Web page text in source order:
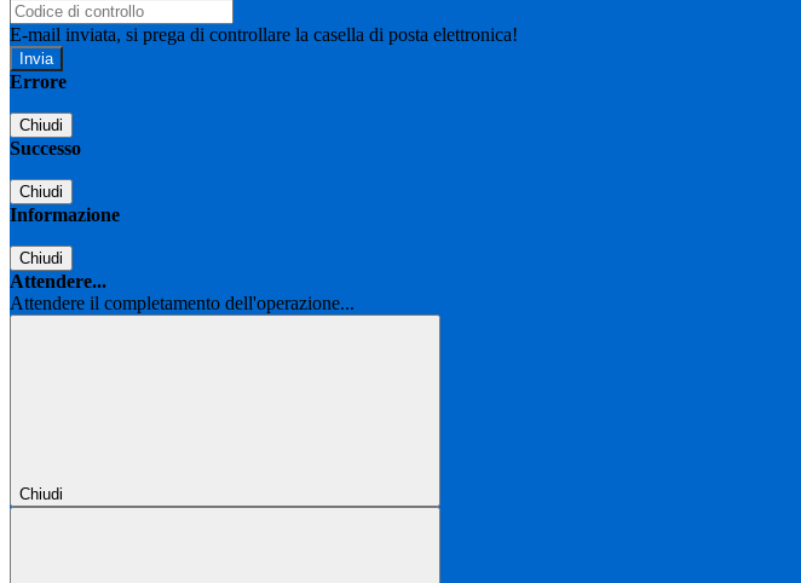
E-mail inviata, si prega di controllare la casella di posta elettronica!
Errore
Chiudi
Successo
Chiudi
Informazione
Chiudi
Attendere...
Attendere il completamento dell'operazione...
Chiudi